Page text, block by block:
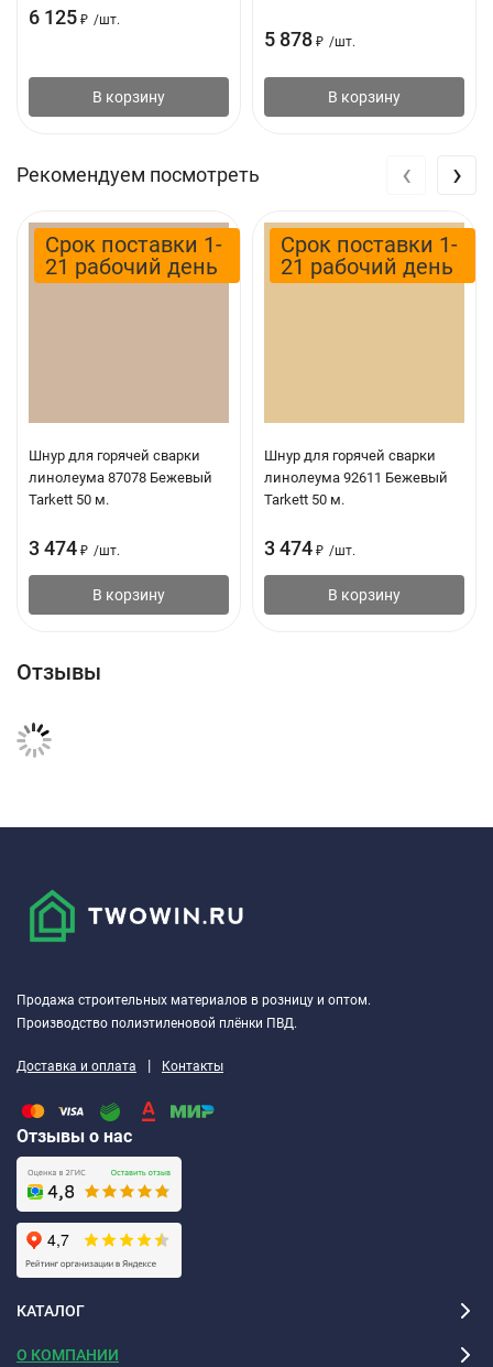
6 125 ₽ /шт.
В корзину
5 878 ₽ /шт.
В корзину
Рекомендуем посмотреть
Срок поставки 1-
21 рабочий день
Шнур для горячей сварки
линолеума 87078 Бежевый
Tarkett 50 м.
3 474 ₽ /шт.
В корзину
Срок поставки 1-
21 рабочий день
Шнур для горячей сварки
линолеума 92611 Бежевый
Tarkett 50 м.
3 474 ₽ /шт.
В корзину
‹ ›
Отзывы
Продажа строительных материалов в розницу и оптом.
Производство полиэтиленовой плёнки ПВД.
Доставка и оплата | Контакты
Отзывы о нас
КАТАЛОГ
О КОМПАНИИ